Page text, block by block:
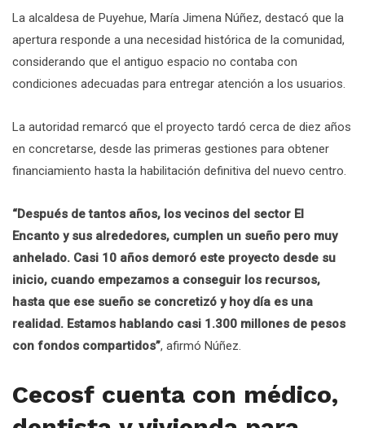
La alcaldesa de Puyehue, María Jimena Núñez, destacó que la
apertura responde a una necesidad histórica de la comunidad,
considerando que el antiguo espacio no contaba con
condiciones adecuadas para entregar atención a los usuarios.
La autoridad remarcó que el proyecto tardó cerca de diez años
en concretarse, desde las primeras gestiones para obtener
financiamiento hasta la habilitación definitiva del nuevo centro.
“Después de tantos años, los vecinos del sector El
Encanto y sus alrededores, cumplen un sueño pero muy
anhelado. Casi 10 años demoró este proyecto desde su
inicio, cuando empezamos a conseguir los recursos,
hasta que ese sueño se concretizó y hoy día es una
realidad. Estamos hablando casi 1.300 millones de pesos
con fondos compartidos”, afirmó Núñez.
Cecosf cuenta con médico,